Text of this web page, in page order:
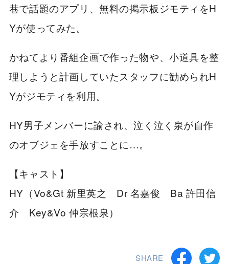
巷で話題のアプリ、無料の掲示板ジモティをH
Yが使ってみた。
かねてより番組企画で作った物や、小道具を整
理しようと計画していたスタッフに勧められH
Yがジモティを利用。
HY男子メンバーに諭され、泣く泣く泉が自作
のオブジェを手放すことに…。
【キャスト】
HY（Vo&Gt 新里英之 Dr 名嘉俊 Ba 許田信
介 Key&Vo 仲宗根泉）
SHARE